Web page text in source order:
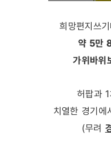
희망편지쓰
약 5만
가위바위
허팝과
치열한 경기
(무려